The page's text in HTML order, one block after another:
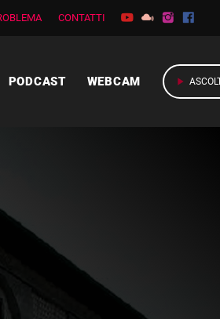
CONTATTI
PODCAST WEBCAM play_arrow